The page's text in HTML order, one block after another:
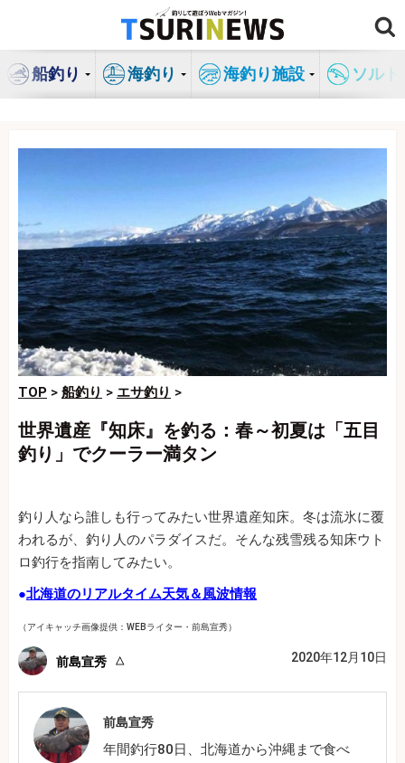
ン
船釣り 海釣り 海釣り施設 ソル
TOP > 船釣り > エサ釣り >
世界遺産『知床』を釣る：春～初夏は「五目
釣り」でクーラー満タン
釣り人なら誰しも行ってみたい世界遺産知床。冬は流氷に覆
われるが、釣り人のパラダイスだ。そんな残雪残る知床ウト
ロ釣行を指南してみたい。
●北海道のリアルタイム天気＆風波情報
（アイキャッチ画像提供：WEBライター・前島宣秀）
前島宣秀 2020年12月10日
前島宣秀
年間釣行80日、北海道から沖縄まで食べ